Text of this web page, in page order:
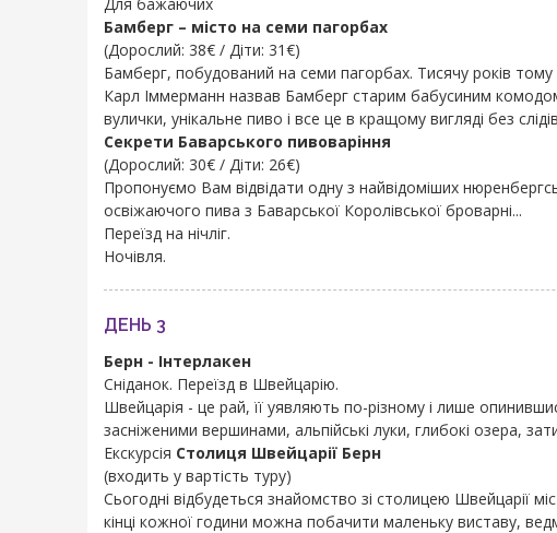
Бамберг – місто на семи пагорбах
(Дорослий: 38€ / Діти: 31€)
Бамберг, побудований на семи пагорбах. Тисячу років тому
Карл Іммерманн назвав Бамберг старим бабусиним
вулички, унікальне пиво і все це в кращому вигляді без
Секрети Баварського пивоваріння
(Дорослий: 30€ / Діти: 26€)
Пропонуємо Вам відвідати одну з найвідоміших
освіжаючого пива з Баварської Королівської броварні...
Переїзд на нічліг.
Ночівля.
ДЕНЬ 3
Берн - Інтерлакен
Сніданок. Переїзд в Швейцарію.
Швейцарія - це рай, її уявляють по-різному і лише
засніженими вершинами, альпійські луки, глибокі озера,
Екскурсія Столиця Швейцарії Берн
(входить у вартість туру)
Сьогодні відбудеться знайомство зі столицею Швейцарії
кінці кожної години можна побачити маленьку виставу,